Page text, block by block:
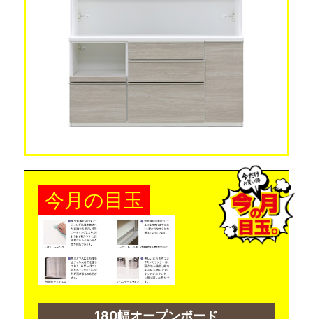
今月の目玉
180幅オープンボード